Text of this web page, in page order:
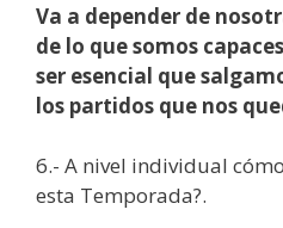
Va a depender de
de lo que somos
ser esencial que
los partidos que nos
6.- A nivel individual
esta Temporada?.